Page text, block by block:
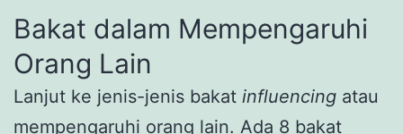
Bakat dalam Mempengaruhi
Orang Lain
Lanjut ke jenis-jenis bakat influencing atau
mempengaruhi orang lain. Ada 8 bakat